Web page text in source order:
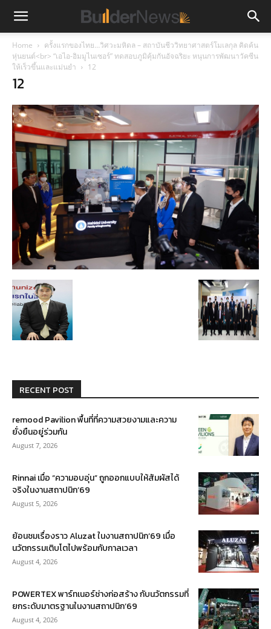
Home
ครั้งแรกของไทย…วิศวะมหิดล – สถาบันชีววิทยาศาสตร์โมเลกุล คิดค้น
หุ่นยนต์<br> “เอไอ-อิมมูไนเซอร์” ทดสอบภูมิคุ้มกันอัจฉริยะ หนุนการพัฒนาวัคซีน
ให้เร็วขึ้นและแม่นยำ
12
12
RECENT POST
remood Pavilion พื้นที่ที่ความสวยงามและความ
ยั่งยืนอยู่ร่วมกัน
August 7, 2026
Rinnai เมื่อ “ความอบอุ่น” ถูกออกแบบให้สัมผัสได้
จริงในงานสถาปนิก’69
August 5, 2026
ย้อนชมเรื่องราว Aluzat ในงานสถาปนิก’69 เมื่อ
นวัตกรรมเติบโตไปพร้อมกับกาลเวลา
August 4, 2026
POWERTEX พาร์ทเนอร์ช่างก่อสร้าง กับนวัตกรรมที่
ยกระดับมาตรฐานในงานสถาปนิก’69
August 4, 2026